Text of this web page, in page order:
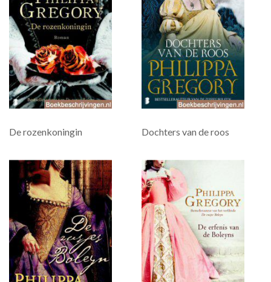
De rozenkoningin Dochters van de roos